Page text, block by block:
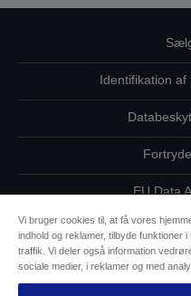
Identifikation af
EU Data
Kontakt os
Vi bruger cookies til, at få vores
indhold og reklamer, tilbyde funktioner
traffik. Vi deler også information
sociale medier, i reklamer og med